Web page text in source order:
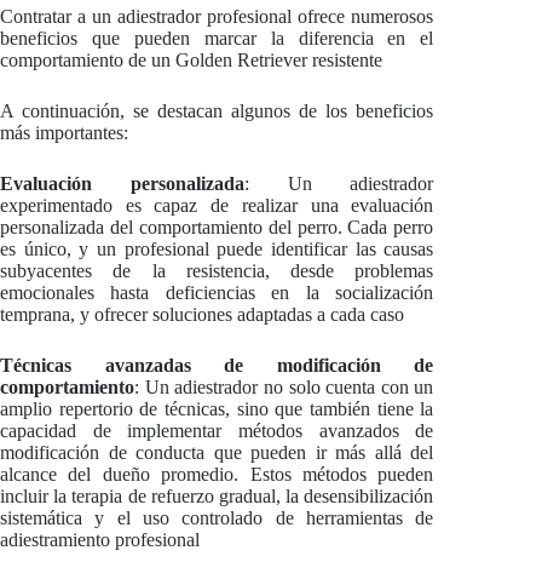
Contratar a un adiestrador profesional ofrece numerosos
beneficios que pueden marcar la diferencia en el
comportamiento de un Golden Retriever resistente
A continuación, se destacan algunos de los beneficios
más importantes:
Evaluación personalizada: Un adiestrador
experimentado es capaz de realizar una evaluación
personalizada del comportamiento del perro. Cada perro
es único, y un profesional puede identificar las causas
subyacentes de la resistencia, desde problemas
emocionales hasta deficiencias en la socialización
temprana, y ofrecer soluciones adaptadas a cada caso
Técnicas avanzadas de modificación de
comportamiento: Un adiestrador no solo cuenta con un
amplio repertorio de técnicas, sino que también tiene la
capacidad de implementar métodos avanzados de
modificación de conducta que pueden ir más allá del
alcance del dueño promedio. Estos métodos pueden
incluir la terapia de refuerzo gradual, la desensibilización
sistemática y el uso controlado de herramientas de
adiestramiento profesional